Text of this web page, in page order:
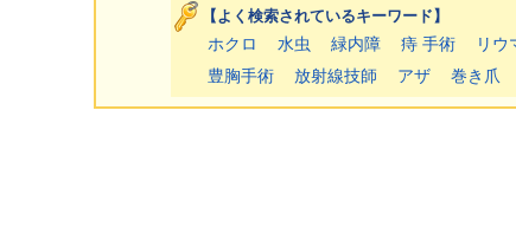
【よく検索されているキーワード】
ホクロ 水虫 緑内障 痔 手術 リウ
豊胸手術
放射線技師 アザ 巻き爪